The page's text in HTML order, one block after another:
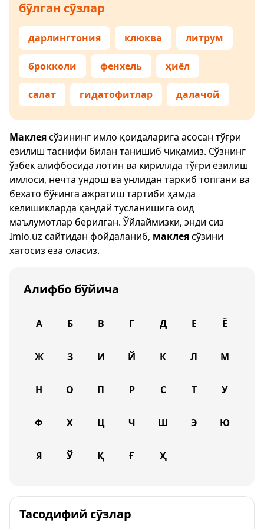
бўлган сўзлар
дарлингтония клюква литрум
брокколи фенхель ҳиёл
салат гидатофитлар далачой
Маклеясўзининг имло қоидаларига асосан тўғри
ёзилиш таснифи билан танишиб чиқамиз. Сўзнинг
ўзбек алифбосида лотин ва кириллда тўғри ёзилиш
имлоси, нечта ундош ва унлидан таркиб топгани ва
бехато бўғинга ажратиш тартиби ҳамда
келишикларда қандай тусланишига оид
маълумотлар берилган. Ўйлаймизки, энди сиз
Imlo.uz сайтидан фойдаланиб, маклеясўзини
хатосиз ёза оласиз.
Алифбо бўйича
А Б В Г Д Е Ё
Ж З И Й К Л М
Н О П Р С Т У
Ф Х Ц Ч Ш Э Ю
Я Ў Қ Ғ Ҳ
Тасодифий сўзлар